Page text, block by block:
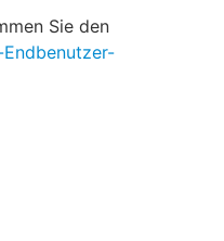
Sie den